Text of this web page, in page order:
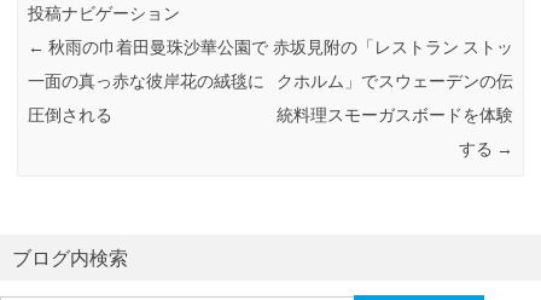
o
k
投稿ナビゲーション
← 秋雨の巾着田曼珠沙華公園で
一面の真っ赤な彼岸花の絨毯に
圧倒される
赤坂見附の「レストラン ストッ
クホルム」でスウェーデンの伝
統料理スモーガスボードを体験
する →
ブログ内検索